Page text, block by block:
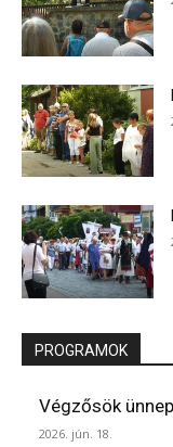
PROGRAMOK
Végzősök
2026. jún. 18.